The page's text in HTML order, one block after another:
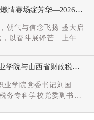
。省委教育工委主持日
正厅长级），省教育厅
王军出席会议并讲话。
军同志、理事长刘耀国
刘国垠同志主持会议。
处、省委教育工委组织
层干部及教师代表参加
情赛场绽芳华—2026年
气与信念飞扬 盛大启
齐着装、身姿挺拔、精
红旗庄严入场，鲜红的
熠熠生辉，彰显着华澳
怀与昂扬的精神风貌。
阵、彩旗方阵依次行
学院与山西省财政税务
结对共建协议
业学院党委书记刘国
务专科学校党委副书记